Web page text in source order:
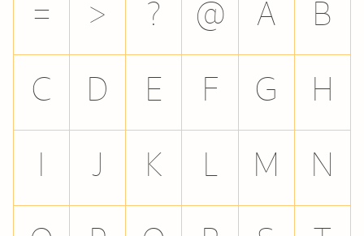
= > ? @ A B
C D E F G H
I J K L M N